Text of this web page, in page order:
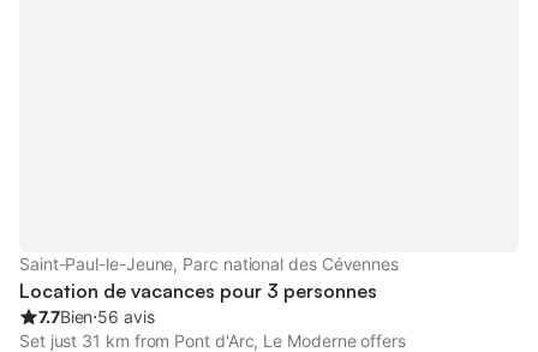
Saint-Paul-le-Jeune, Parc national des Cévennes
Location de vacances pour 3 personnes
7.7Bien⋅56 avis
Set just 31 km from Pont d'Arc, Le Moderne offers